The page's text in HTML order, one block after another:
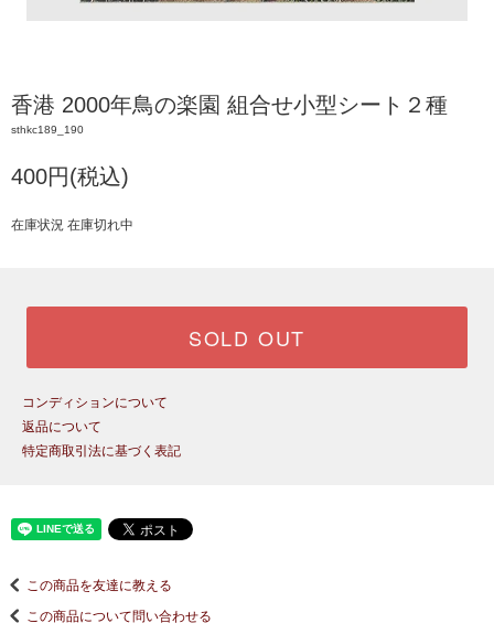
香港 2000年鳥の楽園 組合せ小型シート２種
sthkc189_190
400円(税込)
在庫状況 在庫切れ中
SOLD OUT
コンディションについて
返品について
特定商取引法に基づく表記
この商品を友達に教える
この商品について問い合わせる